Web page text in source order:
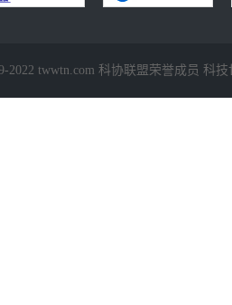
2022 twwtn.com 科协联盟荣誉成员 科